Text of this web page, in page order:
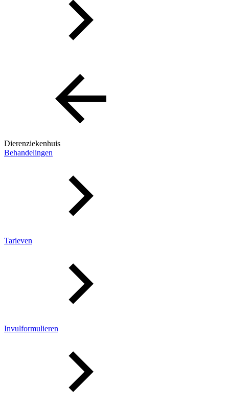
Dierenziekenhuis
Behandelingen
Tarieven
Invulformulieren